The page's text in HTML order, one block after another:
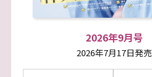
2026年9月号
2026年7月17日発売